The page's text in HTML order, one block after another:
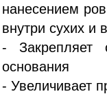
нанесением
внутри сухих
- Закрепляет
основания
- Увеличивает